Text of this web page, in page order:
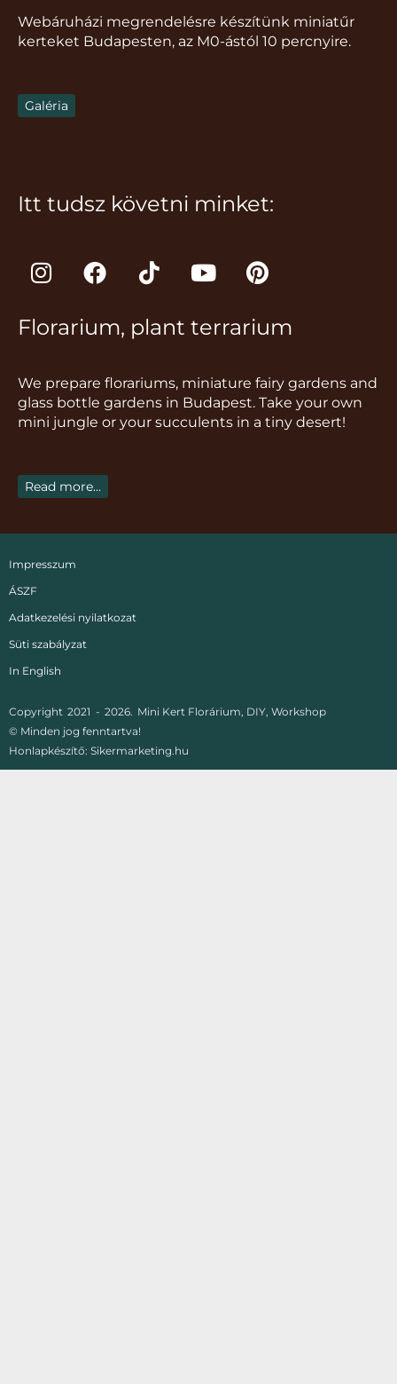
Webáruházi megrendelésre készítünk miniatűr
kerteket Budapesten, az M0-ástól 10 percnyire.
Galéria
Itt tudsz követni minket:
I
n
t
g
r
a
F
a
e
o
o
k
T
i
t
k
Y
o
t
b
e
P
i
t
r
e
s
Florarium, plant terrarium
We prepare florariums, miniature fairy gardens and
glass bottle gardens in Budapest. Take your own
mini jungle or your succulents in a tiny desert!
Read more...
Copyright 2021 - 2026. Mini Kert Florárium, DIY, Workshop
© Minden jog fenntartva!
Honlapkészítő: Sikermarketing.hu
Impresszum
ÁSZF
Adatkezelési nyilatkozat
Süti szabályzat
In English